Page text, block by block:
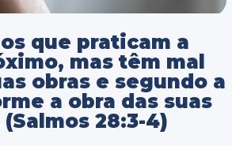
que praticam a
mas têm mal
obras e segundo a
a obra das suas
28:3-4)